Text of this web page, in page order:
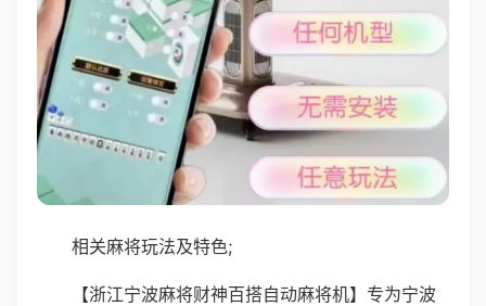
相关麻将玩法及特色;
【浙江宁波麻将财神百搭自动麻将机】专为宁波